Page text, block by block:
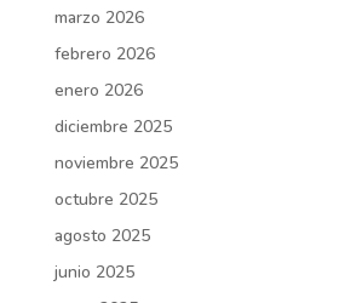
marzo 2026
febrero 2026
enero 2026
diciembre 2025
noviembre 2025
octubre 2025
agosto 2025
junio 2025